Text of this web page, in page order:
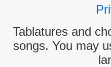
Tablatures and
songs. You may